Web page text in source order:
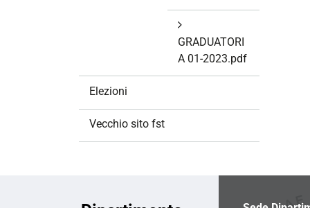
GRADUATORI
A 01-2023.pdf
Elezioni
Vecchio sito fst